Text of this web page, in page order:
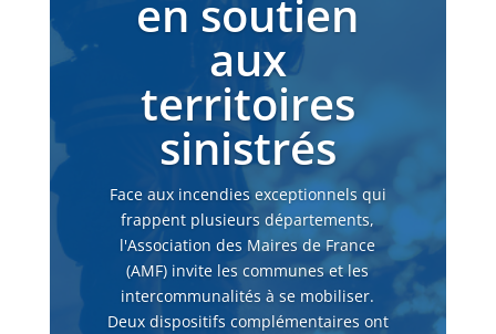
en soutien
aux
territoires
sinistrés
Face aux incendies exceptionnels qui
frappent plusieurs départements,
l'Association des Maires de France
(AMF) invite les communes et les
intercommunalités à se mobiliser.
Deux dispositifs complémentaires ont